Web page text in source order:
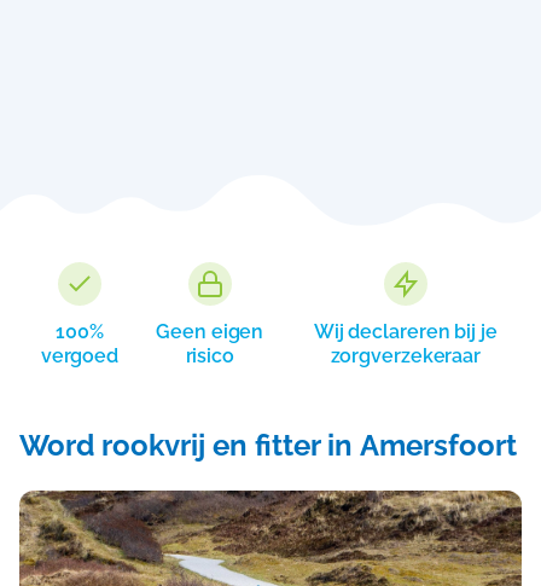
100%
vergoed
Geen eigen
risico
Wij declareren bij je
zorgverzekeraar
Word rookvrij en fitter in Amersfoort